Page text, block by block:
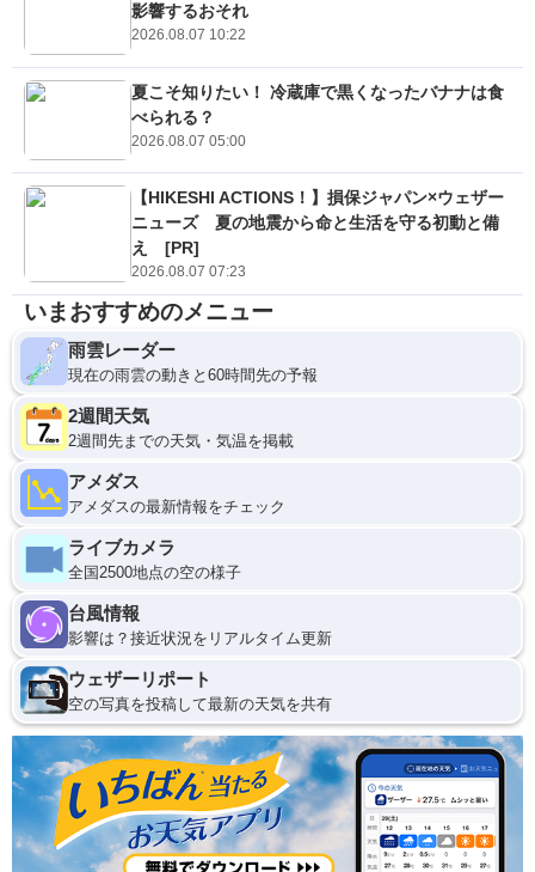
影響するおそれ
2026.08.07 10:22
夏こそ知りたい！ 冷蔵庫で黒くなったバナナは食
べられる？
2026.08.07 05:00
【HIKESHI ACTIONS！】損保ジャパン×ウェザー
ニューズ 夏の地震から命と生活を守る初動と備
え [PR]
2026.08.07 07:23
いまおすすめのメニュー
雨雲レーダー
現在の雨雲の動きと60時間先の予報
2週間天気
2週間先までの天気・気温を掲載
アメダス
アメダスの最新情報をチェック
ライブカメラ
全国2500地点の空の様子
台風情報
影響は？接近状況をリアルタイム更新
ウェザーリポート
空の写真を投稿して最新の天気を共有